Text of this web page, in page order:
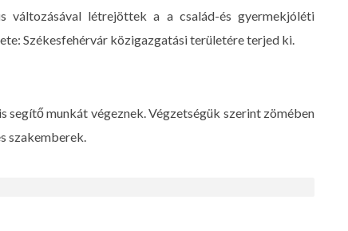
változásával létrejöttek a a család-és gyermekjóléti
Székesfehérvár közigazgatási területére terjed ki.
segítő munkát végeznek. Végzetségük szerint zömében
szakemberek.